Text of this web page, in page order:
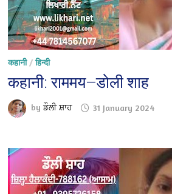
कहानी/हिन्दी
कहानी: राममय—डोली शाह
byਡੌਲੀ ਸ਼ਾਹ 31 January 2024